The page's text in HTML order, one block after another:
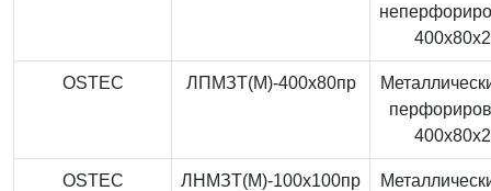
OSTEC ЛПМЗТ(М)-400x80пр
OSTEC ЛНМЗТ(М)-100x100пр